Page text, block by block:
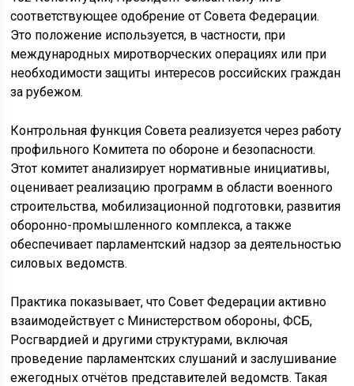
соответствующее одобрение от Совета Федерации.
Это положение используется, в частности, при
международных миротворческих операциях или при
необходимости защиты интересов российских граждан
за рубежом.
Контрольная функция Совета реализуется через работу
профильного Комитета по обороне и безопасности.
Этот комитет анализирует нормативные инициативы,
оценивает реализацию программ в области военного
строительства, мобилизационной подготовки, развития
оборонно-промышленного комплекса, а также
обеспечивает парламентский надзор за деятельностью
силовых ведомств.
Практика показывает, что Совет Федерации активно
взаимодействует с Министерством обороны, ФСБ,
Росгвардией и другими структурами, включая
проведение парламентских слушаний и заслушивание
ежегодных отчётов представителей ведомств. Такая